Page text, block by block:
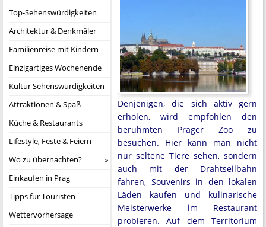
Top-Sehenswürdigkeiten
Architektur & Denkmäler
Familienreise mit Kindern
Einzigartiges Wochenende
Kultur Sehenswürdigkeiten
Attraktionen & Spaß
Küche & Restaurants
Lifestyle, Feste & Feiern
Wo zu übernachten?
Einkaufen in Prag
Tipps für Touristen
Wettervorhersage
Denjenigen, die sich aktiv gern
erholen, wird empfohlen den
berühmten Prager Zoo zu
besuchen. Hier kann man nicht
nur seltene Tiere sehen, sondern
auch mit der Drahtseilbahn
fahren, Souvenirs in den lokalen
Läden kaufen und kulinarische
Meisterwerke im Restaurant
probieren. Auf dem Territorium